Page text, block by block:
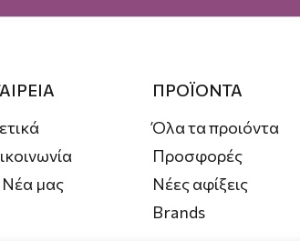
μας
ΠΡΟΪΟΝΤΑ
Όλα τα προιόντα
Προσφορές
Νέες αφίξεις
Brands